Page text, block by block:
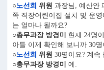
○노선희 위원 과장님, 예산안
쪽 직장어린이집 설치 및 운
는 얼마나 될까요?
○총무과장 방경미
현재 24명
아들 이제 확인해 보니까 30
○노선희 위원 30명이요? 계속
○총무과장 방경미
예.